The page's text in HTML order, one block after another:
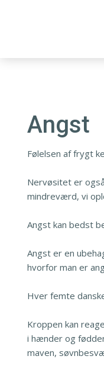
Angst​
​Følelsen af frygt
Nervøsitet er
mindreværd, vi
Angst kan bedst
Angst er en
hvorfor man er
​Hver femte
Kroppen kan
i hænder og
maven,